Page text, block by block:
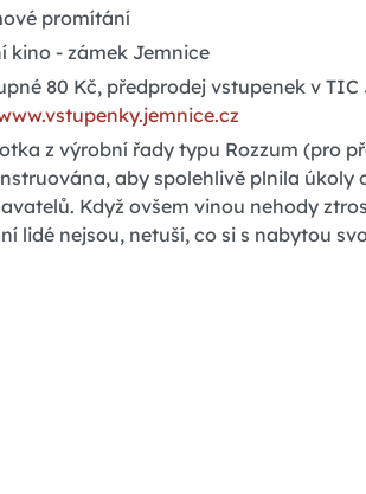
promítání
kino - zámek Jemnice
80 Kč, předprodej vstupenek v TIC
z výrobní řady typu Rozzum (pro
aby spolehlivě plnila úkoly
Když ovšem vinou nehody
lidé nejsou, netuší, co si s nabytou